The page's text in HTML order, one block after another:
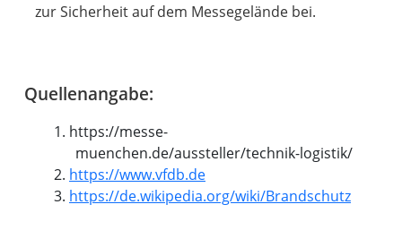
zur Sicherheit auf dem Messegelände bei.
Quellenangabe:
https://messe-
muenchen.de/aussteller/technik-logistik/
https://www.vfdb.de
https://de.wikipedia.org/wiki/Brandschutz